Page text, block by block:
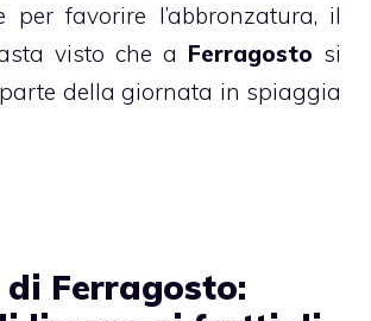
per favorire l’abbronzatura, il
visto che a Ferragosto si
della giornata in spiaggia
di Ferragosto: